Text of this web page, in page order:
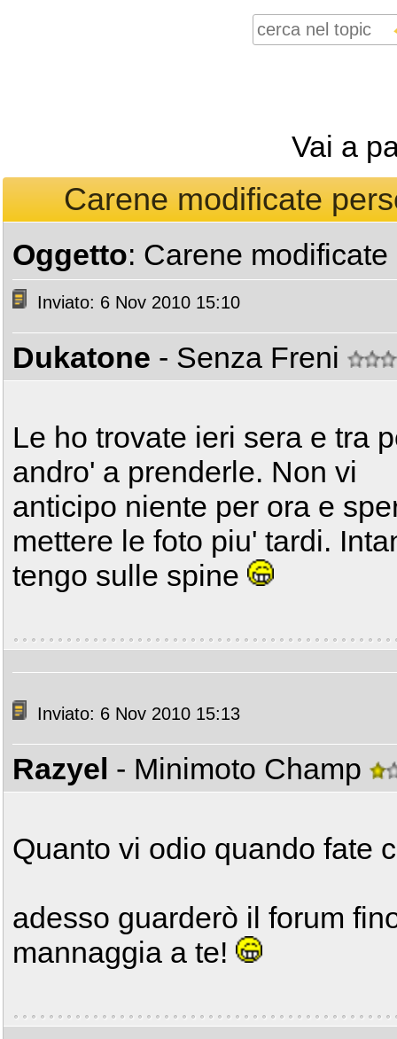
Vai a
Carene modificate
Oggetto: Carene
Inviato: 6 Nov 2010 15:10
Dukatone - Senza Freni
Le ho trovate ieri sera e tra
andro' a prenderle. Non vi
anticipo niente per ora e
mettere le foto piu' tardi.
tengo sulle spine
Inviato: 6 Nov 2010 15:13
Razyel - Minimoto Champ
Quanto vi odio quando fate
adesso guarderò il forum
mannaggia a te!